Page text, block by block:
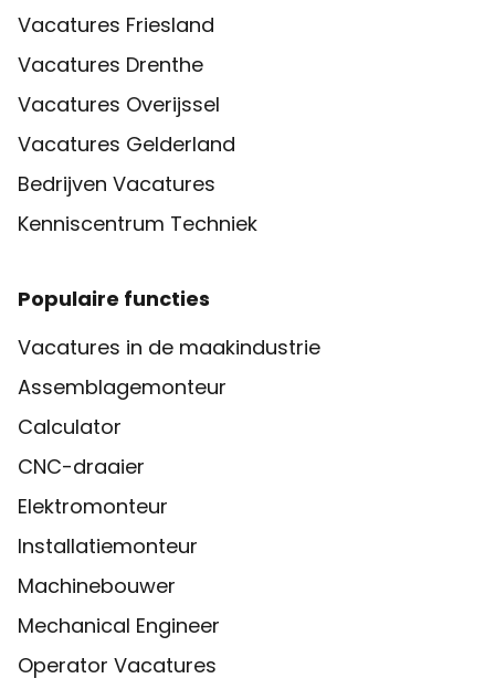
Vacatures Friesland
Vacatures Drenthe
Vacatures Overijssel
Vacatures Gelderland
Bedrijven Vacatures
Kenniscentrum Techniek
Populaire functies
Vacatures in de maakindustrie
Assemblagemonteur
Calculator
CNC-draaier
Elektromonteur
Installatiemonteur
Machinebouwer
Mechanical Engineer
Operator Vacatures